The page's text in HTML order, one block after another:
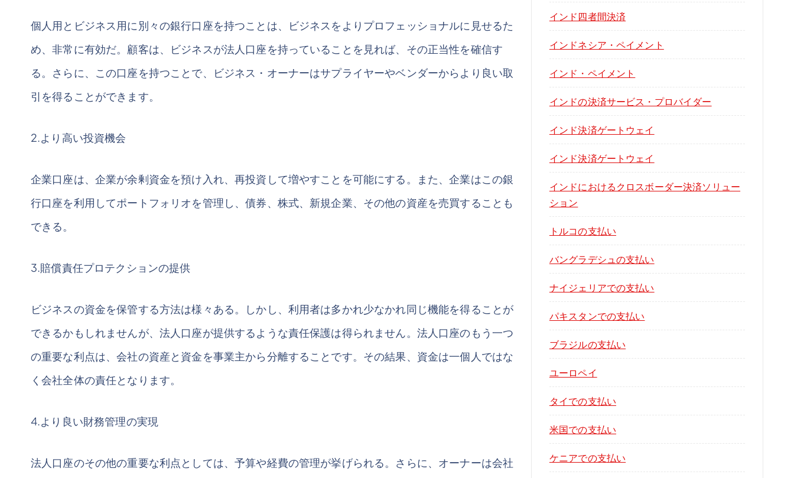
個人用とビジネス用に別々の銀行口座を持つことは、ビジネスをよりプロフェッショナルに見せるた
め、非常に有効だ。顧客は、ビジネスが法人口座を持っていることを見れば、その正当性を確信す
る。さらに、この口座を持つことで、ビジネス・オーナーはサプライヤーやベンダーからより良い取
引を得ることができます。
2.より高い投資機会
企業口座は、企業が余剰資金を預け入れ、再投資して増やすことを可能にする。また、企業はこの銀
行口座を利用してポートフォリオを管理し、債券、株式、新規企業、その他の資産を売買することも
できる。
3.賠償責任プロテクションの提供
ビジネスの資金を保管する方法は様々ある。しかし、利用者は多かれ少なかれ同じ機能を得ることが
できるかもしれませんが、法人口座が提供するような責任保護は得られません。法人口座のもう一つ
の重要な利点は、会社の資産と資金を事業主から分離することです。その結果、資金は一個人ではな
く会社全体の責任となります。
4.より良い財務管理の実現
法人口座のその他の重要な利点としては、予算や経費の管理が挙げられる。さらに、オーナーは会社
インド四者間決済
インドネシア・ペイメント
インド・ペイメント
インドの決済サービス・プロバイダー
インド決済ゲートウェイ
インド決済ゲートウェイ
インドにおけるクロスボーダー決済ソリュー
ション
トルコの支払い
バングラデシュの支払い
ナイジェリアでの支払い
パキスタンでの支払い
ブラジルの支払い
ユーロペイ
タイでの支払い
米国での支払い
ケニアでの支払い